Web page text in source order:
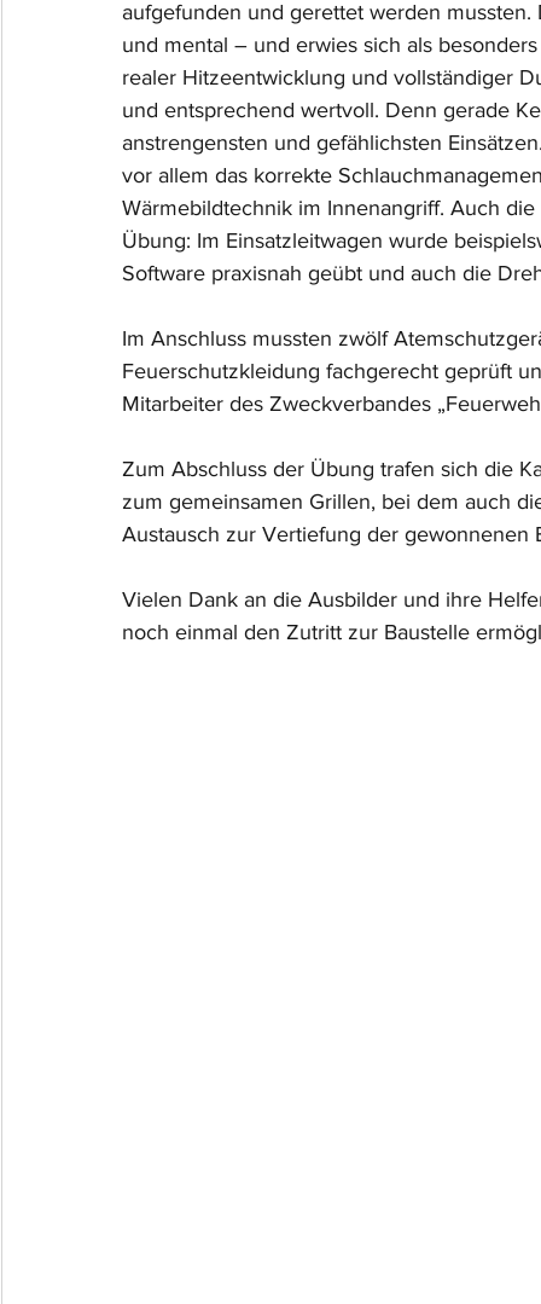
aufgefunden und gerettet werden
und mental – und erwies sich als
realer Hitzeentwicklung und vollständiger
und entsprechend wertvoll. Denn gerade
anstrengensten und gefählichsten
vor allem das korrekte
Wärmebildtechnik im Innenangriff. Auch
Übung: Im Einsatzleitwagen wurde
Software praxisnah geübt und auch die
Im Anschluss mussten zwölf
Feuerschutzkleidung fachgerecht geprüft
Mitarbeiter des Zweckverbandes
Zum Abschluss der Übung trafen sich die
zum gemeinsamen Grillen, bei dem auch
Austausch zur Vertiefung der gewonnenen
Vielen Dank an die Ausbilder und ihre
noch einmal den Zutritt zur Baustelle